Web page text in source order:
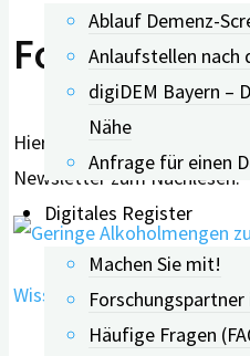
Ablauf Demenz-
Anlaufstellen nach
digiDEM Bayern –
Nähe
Anfrage für einen
Digitales Register
Machen Sie mit!
Häufige Fragen
Forschung
Hier finden Sie die einzelnen
Newsletter zum Nachlesen.
Wissenschaft & Forschung